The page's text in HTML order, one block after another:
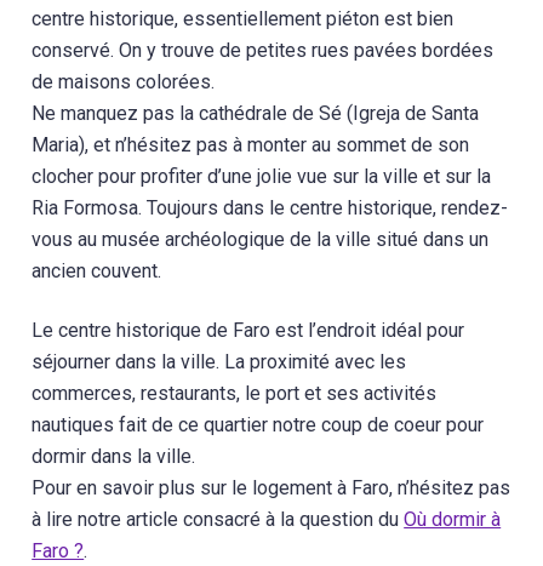
centre historique, essentiellement piéton est bien
conservé. On y trouve de petites rues pavées bordées
de maisons colorées.
Ne manquez pas la cathédrale de Sé (Igreja de Santa
Maria), et n’hésitez pas à monter au sommet de son
clocher pour profiter d’une jolie vue sur la ville et sur la
Ria Formosa. Toujours dans le centre historique, rendez-
vous au musée archéologique de la ville situé dans un
ancien couvent.
Le centre historique de Faro est l’endroit idéal pour
séjourner dans la ville. La proximité avec les
commerces, restaurants, le port et ses activités
nautiques fait de ce quartier notre coup de coeur pour
dormir dans la ville.
Pour en savoir plus sur le logement à Faro, n’hésitez pas
à lire notre article consacré à la question duOù dormir à
Faro ?.